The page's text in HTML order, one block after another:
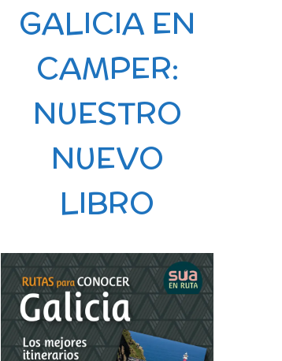
GALICIA EN
CAMPER:
NUESTRO
NUEVO
LIBRO